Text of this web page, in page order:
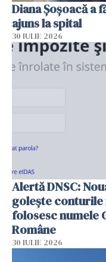
Diana Șoșoacă a
ajuns la spital
30 IULIE 2026
Alertă DNSC:
golește
folosesc numele
Române
30 IULIE 2026